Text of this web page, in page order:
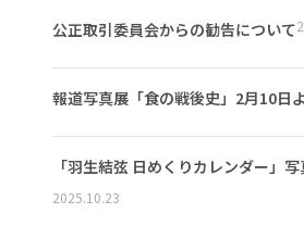
公正取引委員会からの勧告について
報道写真展「食の戦後史」2月10日
「羽生結弦 日めくりカレンダー」
2025.10.23